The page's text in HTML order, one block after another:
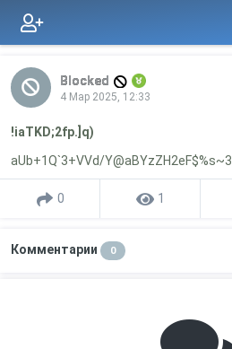
Blocked
4 Мар 2025, 12:33
!iaTKD;2fp.]q)
aUb+1Q`3+VVd/
0 1
Комментарии 0